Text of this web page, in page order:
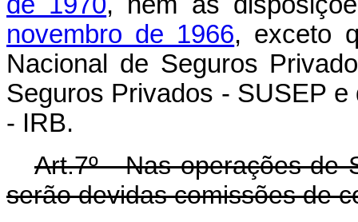
novembro de 1966, exceto
Nacional de Seguros
Seguros Privados - SUSEP
- IRB.
Art.7º - Nas operações de
serão devidas comissões de